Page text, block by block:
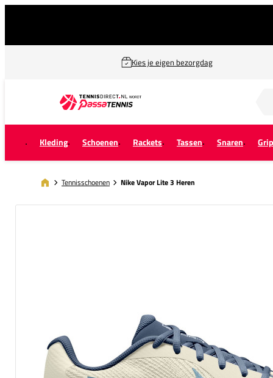
Kies je eigen bezorgdag
Kleding Schoenen Rackets Tassen Snaren
Tennisschoenen Nike Vapor Lite 3 Heren